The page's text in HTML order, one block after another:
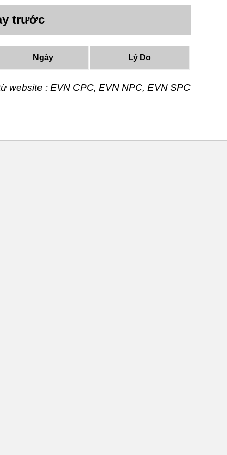
trước
Ngày Lý Do
website : EVN CPC, EVN NPC, EVN SPC